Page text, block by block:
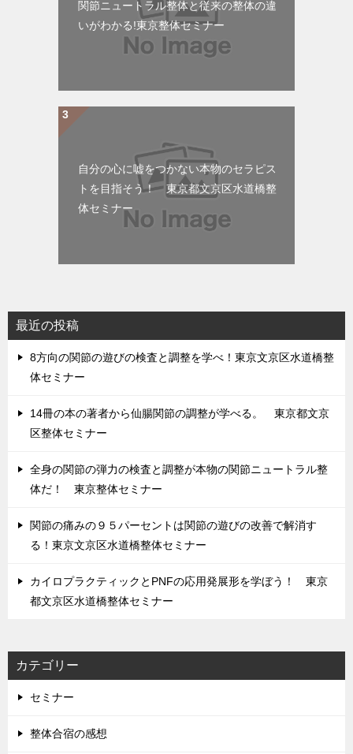
関節ニュートラル整体と従来の整体の違
いがわかる!東京整体セミナー
自分の心に嘘をつかない本物のセラピス
トを目指そう！ 東京都文京区水道橋整
体セミナー
最近の投稿
8方向の関節の遊びの検査と調整を学べ！東京文京区水道橋整
体セミナー
14冊の本の著者から仙腸関節の調整が学べる。 東京都文京
区整体セミナー
全身の関節の弾力の検査と調整が本物の関節ニュートラル整
体だ！ 東京整体セミナー
関節の痛みの９５パーセントは関節の遊びの改善で解消す
る！東京文京区水道橋整体セミナー
カイロプラクティックとPNFの応用発展形を学ぼう！ 東京
都文京区水道橋整体セミナー
カテゴリー
セミナー
整体合宿の感想